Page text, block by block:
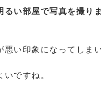
るい部屋で写真を撮り
い印象になってしまい
ですね。